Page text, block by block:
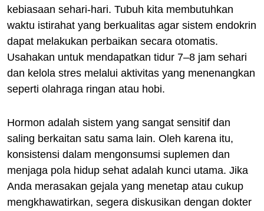
kebiasaan sehari-hari. Tubuh kita membutuhkan
waktu istirahat yang berkualitas agar sistem endokrin
dapat melakukan perbaikan secara otomatis.
Usahakan untuk mendapatkan tidur 7–8 jam sehari
dan kelola stres melalui aktivitas yang menenangkan
seperti olahraga ringan atau hobi.
Hormon adalah sistem yang sangat sensitif dan
saling berkaitan satu sama lain. Oleh karena itu,
konsistensi dalam mengonsumsi suplemen dan
menjaga pola hidup sehat adalah kunci utama. Jika
Anda merasakan gejala yang menetap atau cukup
mengkhawatirkan, segera diskusikan dengan dokter